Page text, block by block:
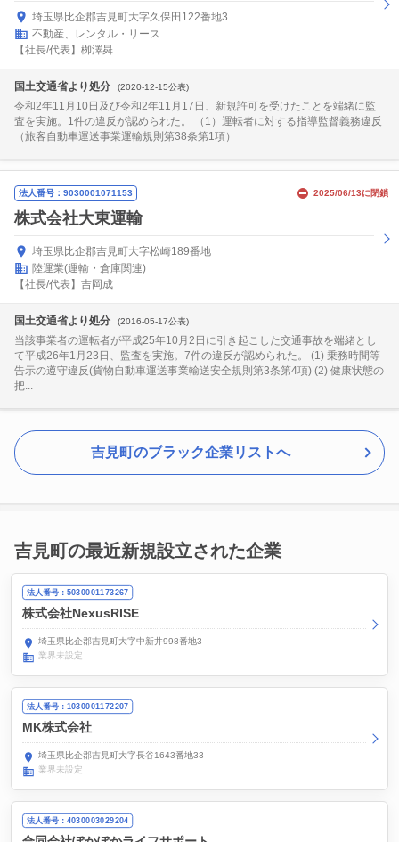
埼玉県比企郡吉見町大字久保田122番地3
不動産、レンタル・リース
【社長/代表】栁澤曻
国土交通省より処分 (2020-12-15公表)
令和2年11月10日及び令和2年11月17日、新規許可を受けたことを端緒に監
査を実施。1件の違反が認められた。 （1）運転者に対する指導監督義務違反
（旅客自動車運送事業運輸規則第38条第1項）
法人番号：9030001071153 2025/06/13に閉鎖
株式会社大東運輸
埼玉県比企郡吉見町大字松崎189番地
陸運業(運輸・倉庫関連)
【社長/代表】吉岡成
国土交通省より処分 (2016-05-17公表)
当該事業者の運転者が平成25年10月2日に引き起こした交通事故を端緒とし
て平成26年1月23日、監査を実施。7件の違反が認められた。 (1) 乗務時間等
告示の遵守違反(貨物自動車運送事業輸送安全規則第3条第4項) (2) 健康状態の
把...
吉見町のブラック企業リストへ
吉見町の最近新規設立された企業
法人番号：5030001173267
株式会社NexusRISE
埼玉県比企郡吉見町大字中新井998番地3
業界未設定
法人番号：1030001172207
MK株式会社
埼玉県比企郡吉見町大字長谷1643番地33
業界未設定
法人番号：4030003029204